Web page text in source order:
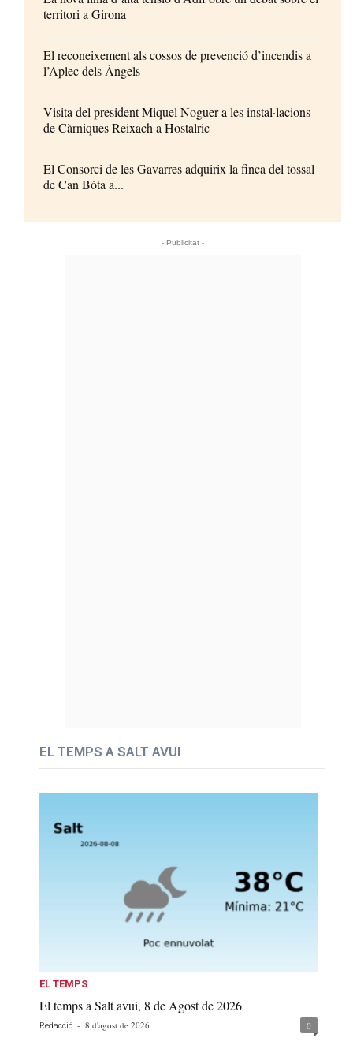
territori a Girona
El reconeixement als cossos de prevenció d’incendis a
l’Aplec dels Àngels
Visita del president Miquel Noguer a les instal·lacions
de Càrniques Reixach a Hostalric
El Consorci de les Gavarres adquirix la finca del tossal
de Can Bóta a...
- Publicitat -
EL TEMPS A SALT AVUI
EL TEMPS
El temps a Salt avui, 8 de Agost de 2026
Redacció - 8 d'agost de 2026 0